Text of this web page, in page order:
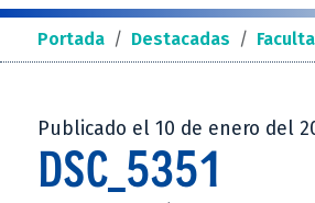
Portada / Destacadas /
Publicado el 10 de enero del
DSC_5351